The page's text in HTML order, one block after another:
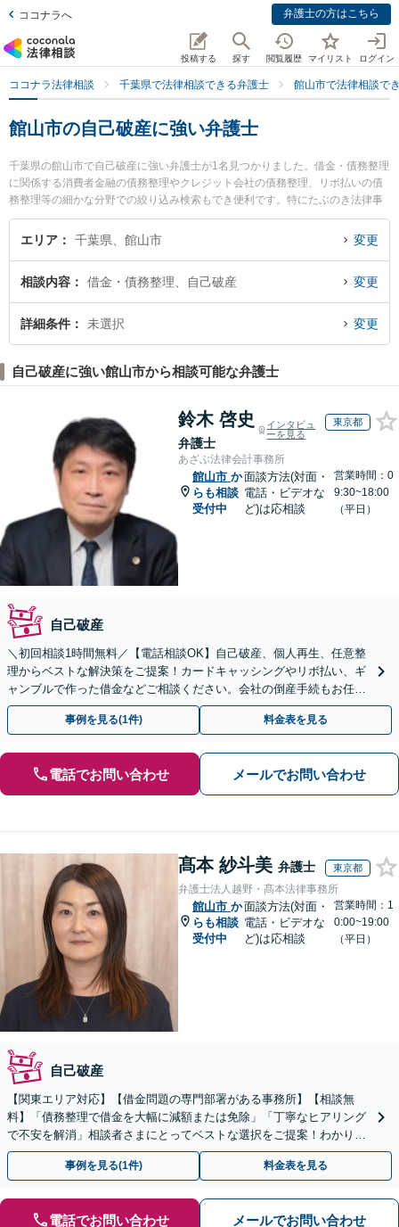
ココナラへ 弁護士の方はこちら
投稿する 探す 閲覧履歴 マイリスト ログイン
ココナラ法律相談 千葉県で法律相談できる弁護士 館山市で法律相談で
館山市の自己破産に強い弁護士
千葉県の館山市で自己破産に強い弁護士が1名見つかりました。借金・債務整理
に関係する消費者金融の債務整理やクレジット会社の債務整理、リボ払いの債
務整理等の細かな分野での絞り込み検索もでき便利です。特にたぶのき法律事
務所の笹子 健一弁護士のプロフィール情報や弁護士費用、強みなどが注目され
ています。『館山市で土日や夜間に発生した自己破産のトラブルを今すぐに弁
談予約したい』などでお困りの相談者さんにおすすめです。
エリア 千葉県、館山市 変更
相談内容 借金・債務整理、自己破産 変更
詳細条件 未選択 変更
自己破産に強い館山市から相談可能な弁護士
鈴木 啓史
弁護士
インタビュ
ーを見る
東京都
あざぶ法律会計事務所
館山市 か
らも相談
受付中
面談方法(対面・
電話・ビデオな
ど)は応相談
営業時間：0
9:30~18:00
（平日）
自己破産
＼初回相談1時間無料／【電話相談OK】自己破産、個人再生、任意整
理からベストな解決策をご提案！カードキャッシングやリボ払い、ギ
ャンブルで作った借金などご相談ください。会社の倒産手続もお任せ
◎【休日・夜間相談可】【WEB面談対応】
事例を見る(1件) 料金表を見る
電話でお問い合わせ メールでお問い合わせ
髙本 紗斗美 弁護士 東京都
弁護士法人越野・髙本法律事務所
館山市 か
らも相談
受付中
面談方法(対面・
電話・ビデオな
ど)は応相談
営業時間：1
0:00~19:00
（平日）
自己破産
【関東エリア対応】【借金問題の専門部署がある事務所】【相談無
料】「債務整理で借金を大幅に減額または免除」「丁寧なヒアリング
で不安を解消」相談者さまにとってベストな選択をご提案！わかりや
すく丁寧に説明するのでご安心ください【休日・夜間相談可】
事例を見る(1件) 料金表を見る
電話でお問い合わせ メールでお問い合わせ